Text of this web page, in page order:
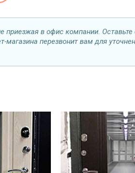
приезжая в офис компании. Оставьте
перезвонит вам для